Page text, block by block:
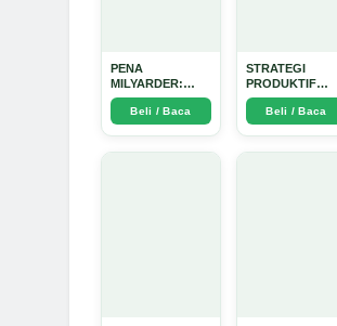
PENA
MILYARDER:
Kisah, Rahasia
Sukses, dan
Panduan Menjadi
Beli / Baca
STRATEGI
PRODUKTIF
MENULIS
UPDATE - Arda
Dinata
Beli / Baca